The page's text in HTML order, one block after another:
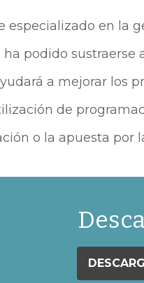
especializado en la
podido sustraerse
a mejorar los
de
o la apuesta por